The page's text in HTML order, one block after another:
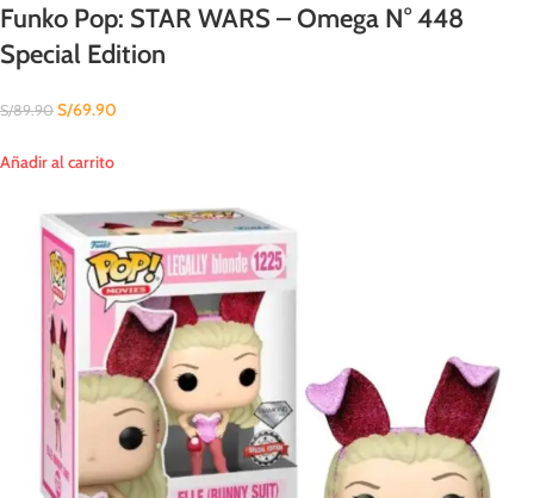
Funko Pop: STAR WARS – Omega N° 448
Special Edition
S/89.90 S/69.90
Añadir al carrito